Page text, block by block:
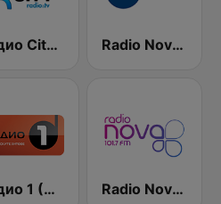
Радио City 99.7 FM Radio Nova News
Радио 1 (Radio 1) Radio Nova 101.7 FM